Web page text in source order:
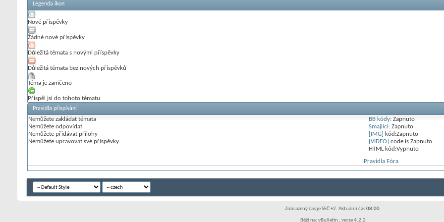
Legenda ikon
Nové příspěvky
Žádné nové příspěvky
Důležitá témata s novými příspěvky
Důležitá témata bez nových příspěvků
Téma je zamčeno
Přispěl jsi do tohoto tématu
Pravidla přispívání
Nemůžete zakládat témata
Nemůžete odpovídat
Nemůžete přidávat přílohy
Nemůžete upravovat své příspěvky
BB kódy: Zapnuto
Smajlíci: Zapnuto
[IMG] kód:Zapnuto
[VIDEO] code is Zapnuto
HTML kód:Vypnuto
Pravidla Fóra
Zobrazený čas je SEČ +2. Aktuální čas08:00.
Běží na: vBulletin , verze 4.2.2